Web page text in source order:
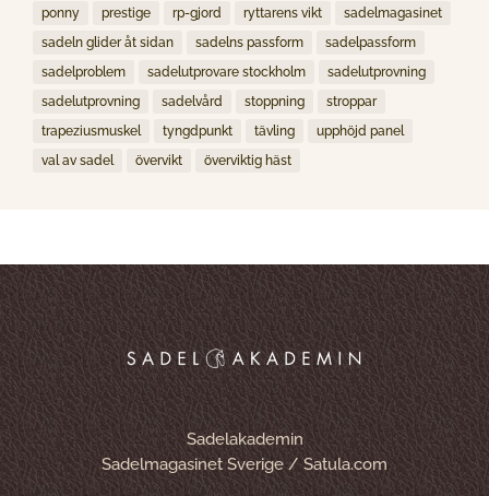
ponny
prestige rp-gjord ryttarens vikt
sadelmagasinet
sadeln glider åt sidan
sadelns passform
sadelpassform
sadelproblem
sadelutprovare stockholm
sadelutprovning
sadelutprovning
sadelvård stoppning
stroppar
trapeziusmuskel
tyngdpunkt tävling
upphöjd panel
val av sadel
övervikt överviktig häst
Sadelakademin
Sadelmagasinet Sverige / Satula.com